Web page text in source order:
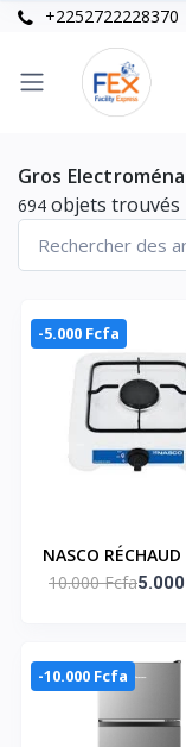
+2252722228370
Gros
694 objets trouvés
-5.000 Fcfa
NASCO RÉCHAUD
1 FEU – NASGS-
10.000 Fcfa
-10.000 Fcfa